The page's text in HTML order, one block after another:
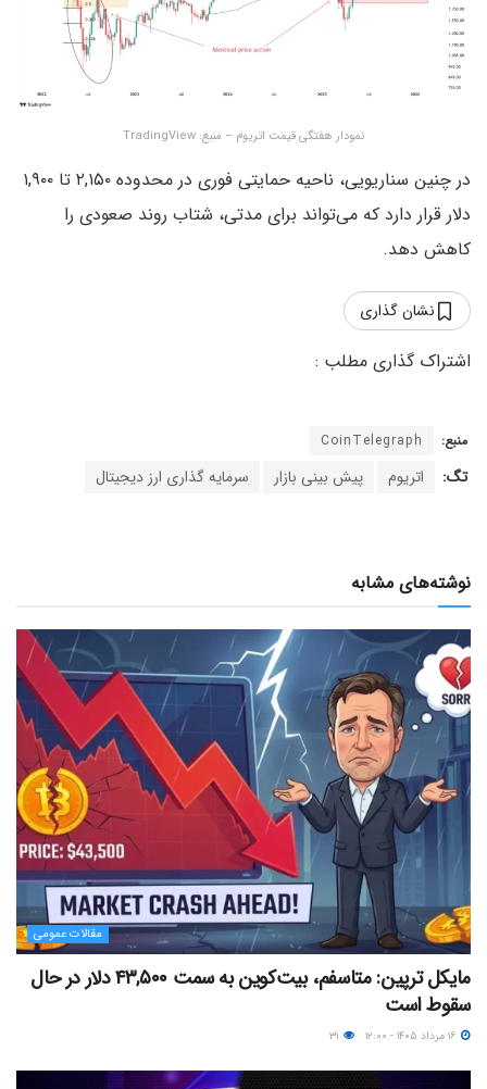
نمودار هفتگی قیمت اتریوم – منبع: TradingView
در چنین سناریویی، ناحیه حمایتی فوری در محدوده ۲,۱۵۰ تا ۱,۹۰۰
دلار قرار دارد که می‌تواند برای مدتی، شتاب روند صعودی را
کاهش دهد.
نشان گذاری
منبع: CoinTelegraph
تگ: اتریوم پیش بینی بازار سرمایه گذاری ارز دیجیتال
نوشته‌های مشابه
مقالات عمومی
مایکل ترپین: متاسفم، بیت‌کوین به سمت ۴۳,۵۰۰ دلار در حال
سقوط است